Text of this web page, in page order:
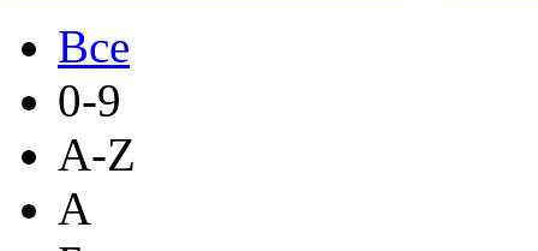
Все
0-9
A-Z
А